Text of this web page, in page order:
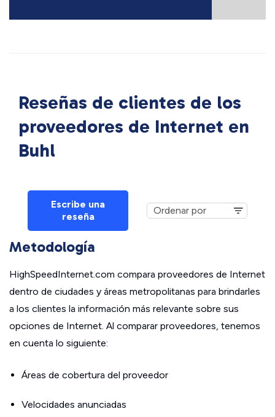
Reseñas de clientes de los
proveedores de Internet en
Buhl
Escribe una
reseña
Metodología
HighSpeedInternet.com compara proveedores de Internet
dentro de ciudades y áreas metropolitanas para brindarles
a los clientes la información más relevante sobre sus
opciones de Internet. Al comparar proveedores, tenemos
en cuenta lo siguiente:
Áreas de cobertura del proveedor
Velocidades anunciadas